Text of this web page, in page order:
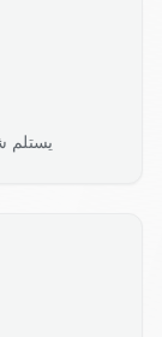
يستلم